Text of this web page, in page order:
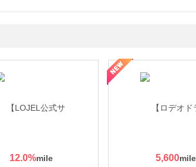
12.0% 5,600
無料査定
くをテーマにした商品で女性の美を応援しています